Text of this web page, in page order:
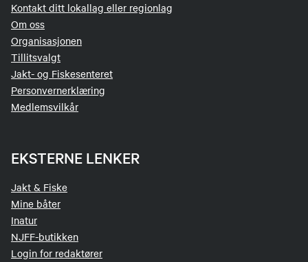
Kontakt ditt lokallag eller regionlag
Om oss
Organisasjonen
Tillitsvalgt
Jakt- og Fiskesenteret
Personvernerklæring
Medlemsvilkår
EKSTERNE LENKER
Jakt & Fiske
Mine båter
Inatur
NJFF-butikken
Login for redaktører